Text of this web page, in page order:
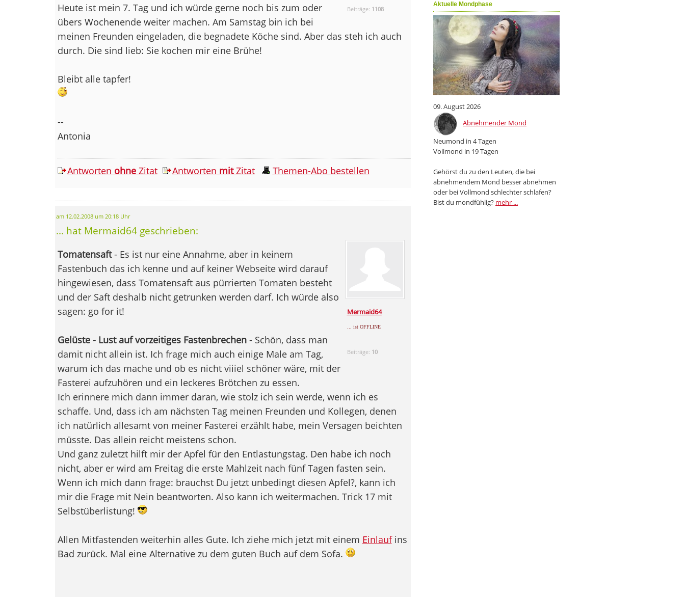
Aktuelle Mondphase
09. August 2026
Abnehmender Mond
Neumond in 4 Tagen
Vollmond in 19 Tagen
Gehörst du zu den Leuten, die bei
abnehmendem Mond besser abnehmen
oder bei Vollmond schlechter schlafen?
Bist du mondfühlig? mehr ...
Beiträge: 1108
Heute ist mein 7. Tag und ich würde gerne noch bis zum oder
übers Wochenende weiter machen. Am Samstag bin ich bei
meinen Freunden eingeladen, die begnadete Köche sind. Aber das steh ich auch
durch. Die sind lieb: Sie kochen mir eine Brühe!
Bleibt alle tapfer!
--
Antonia
Antworten ohneZitat Antworten mitZitat Themen-Abo bestellen
am 12.02.2008 um 20:18 Uhr
... hat Mermaid64 geschrieben:
Mermaid64
... ist OFFLINE
Beiträge: 10
Tomatensaft- Es ist nur eine Annahme, aber in keinem
Fastenbuch das ich kenne und auf keiner Webseite wird darauf
hingewiesen, dass Tomatensaft aus pürrierten Tomaten besteht
und der Saft deshalb nicht getrunken werden darf. Ich würde also
sagen: go for it!
Gelüste - Lust auf vorzeitiges Fastenbrechen- Schön, dass man
damit nicht allein ist. Ich frage mich auch einige Male am Tag,
warum ich das mache und ob es nicht viiiel schöner wäre, mit der
Fasterei aufzuhören und ein leckeres Brötchen zu essen.
Ich erinnere mich dann immer daran, wie stolz ich sein werde, wenn ich es
schaffe. Und, dass ich am nächsten Tag meinen Freunden und Kollegen, denen
ich natürlich allesamt von meiner Fasterei erzählt habe, mein Versagen beichten
müsste. Das allein reicht meistens schon.
Und ganz zuletzt hilft mir der Apfel für den Entlastungstag. Den habe ich noch
nicht, aber er wird am Freitag die erste Mahlzeit nach fünf Tagen fasten sein.
Wenn ich mich dann frage: brauchst Du jetzt unbedingt diesen Apfel?, kann ich
mir die Frage mit Nein beantworten. Also kann ich weitermachen. Trick 17 mit
Selbstüberlistung!
Allen Mitfastenden weiterhin alles Gute. Ich ziehe mich jetzt mit einem Einlaufins
Bad zurück. Mal eine Alternative zu dem guten Buch auf dem Sofa.